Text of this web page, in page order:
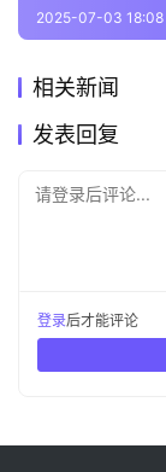
2025-07-03 18:08
相关新闻
发表回复
请登录后评论...
登录后才能评论